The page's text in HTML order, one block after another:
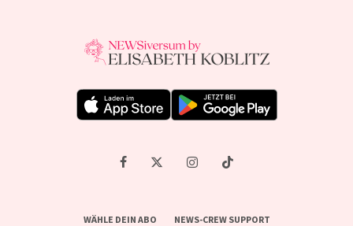
WÄHLE DEIN ABO NEWS-CREW SUPPORT